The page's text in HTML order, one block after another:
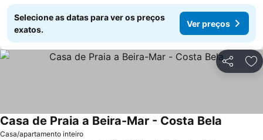
Selecione as datas para ver os preços
exatos.
Ver preços
Partilhar
Casa/apartamento inteiro
Casa de Praia a Beira-Mar - Costa Bela